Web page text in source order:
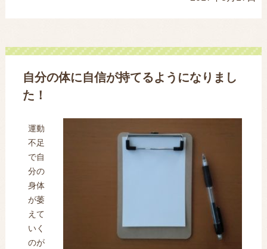
自分の体に自信が持てるようになりまし
た！
運動
不足
で自
分の
身体
が萎
えて
いく
のが